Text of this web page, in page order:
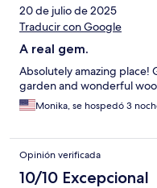
20 de julio de 2025
Traducir con Google
A real gem.
Absolutely amazing place!
garden and wonderful
Monika, se hospedó 3
Opinión verificada
10/10 Excepcional